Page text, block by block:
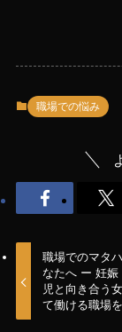
職場での悩み
職場でのマタ
なたへ ー 妊娠
児と向き合う
て働ける職場